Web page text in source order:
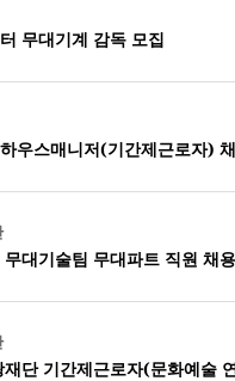
무대기계 감독 모집
우스매니저(기간제근로자)
대기술팀 무대파트 직원 채용
단 기간제근로자(문화예술